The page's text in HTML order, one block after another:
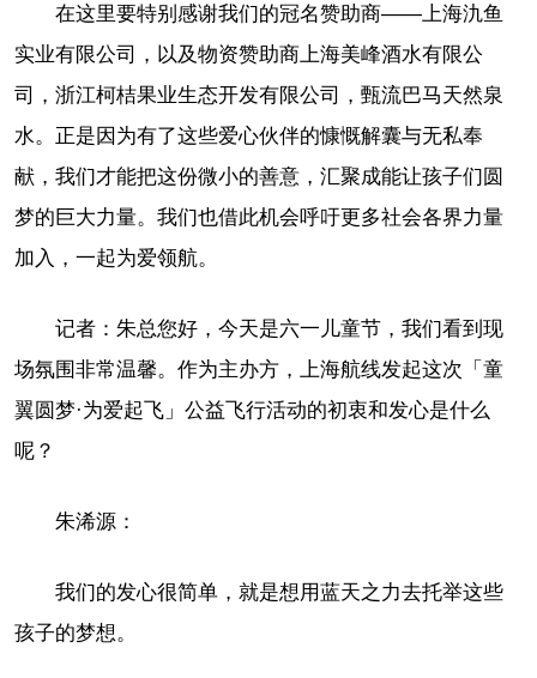
在这里要特别感谢我们的冠名赞助商——上海氿鱼
实业有限公司，以及物资赞助商上海美峰酒水有限公
司，浙江柯桔果业生态开发有限公司，甄流巴马天然泉
水。正是因为有了这些爱心伙伴的慷慨解囊与无私奉
献，我们才能把这份微小的善意，汇聚成能让孩子们圆
梦的巨大力量。我们也借此机会呼吁更多社会各界力量
加入，一起为爱领航。
记者：朱总您好，今天是六一儿童节，我们看到现
场氛围非常温馨。作为主办方，上海航线发起这次「童
翼圆梦·为爱起飞」公益飞行活动的初衷和发心是什么
呢？
朱浠源：
我们的发心很简单，就是想用蓝天之力去托举这些
孩子的梦想。